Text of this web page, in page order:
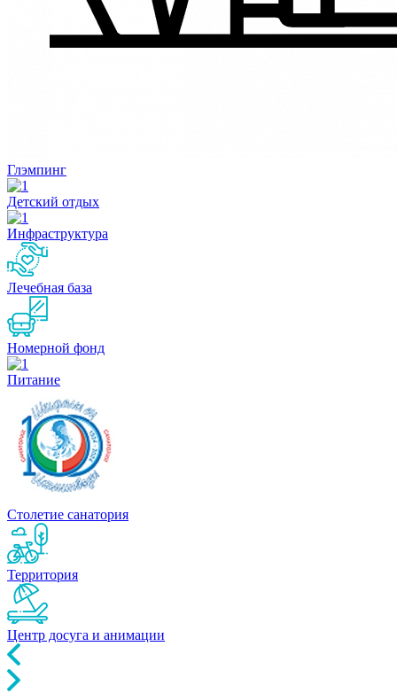
Глэмпинг
Детский отдых
Инфраструктура
Лечебная база
Номерной фонд
Питание
Столетие санатория
Территория
Центр досуга и анимации